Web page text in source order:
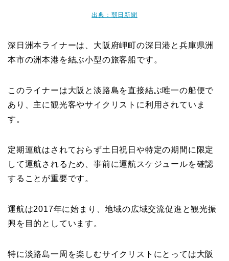
出典：朝日新聞
深日洲本ライナーは、大阪府岬町の深日港と兵庫県洲
本市の洲本港を結ぶ小型の旅客船です。
このライナーは大阪と淡路島を直接結ぶ唯一の船便で
あり、主に観光客やサイクリストに利用されていま
す。
定期運航はされておらず土日祝日や特定の期間に限定
して運航されるため、事前に運航スケジュールを確認
することが重要です。
運航は2017年に始まり、地域の広域交流促進と観光振
興を目的としています。
特に淡路島一周を楽しむサイクリストにとっては大阪